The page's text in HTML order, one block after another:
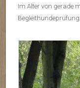
Im Alter von gerade
Begleithundeprüfung